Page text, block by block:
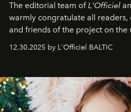
The editorial team ofL'Officiel
warmly congratulate all readers,
and friends of the project on the
May 2026 bring growth,
achievements.
12.30.2025 by L'Officiel BALTIC